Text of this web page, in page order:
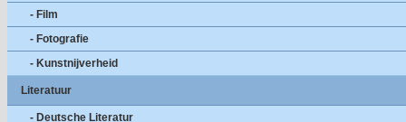
- Film
- Fotografie
- Kunstnijverheid
Literatuur
- Deutsche Literatur